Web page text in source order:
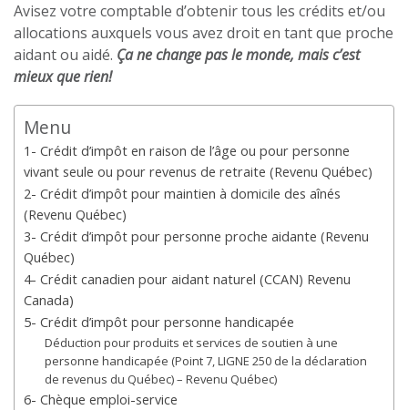
Avisez votre comptable d’obtenir tous les crédits et/ou
allocations auxquels vous avez droit en tant que proche
aidant ou aidé. Ça ne change pas le monde, mais c’est
mieux que rien!
Menu
1- Crédit d’impôt en raison de l’âge ou pour personne
vivant seule ou pour revenus de retraite (Revenu Québec)
2- Crédit d’impôt pour maintien à domicile des aînés
(Revenu Québec)
3- Crédit d’impôt pour personne proche aidante (Revenu
Québec)
4- Crédit canadien pour aidant naturel (CCAN) Revenu
Canada)
5- Crédit d’impôt pour personne handicapée
Déduction pour produits et services de soutien à une
personne handicapée (Point 7, LIGNE 250 de la déclaration
de revenus du Québec) – Revenu Québec)
6- Chèque emploi-service